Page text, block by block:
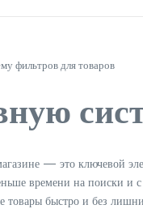
фильтров для товаров
— это ключевой
времени на поиски
товары быстро и без